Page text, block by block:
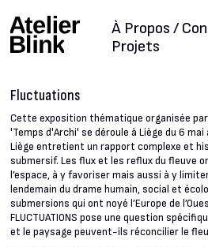
Projets
À Propos /
Fluctuations
Cette exposition thématique organisée par
'Temps d'Archi' se déroule à Liège du 6 mai
Liège entretient un rapport complexe et
submersif. Les flux et les reflux du fleuve
l’espace, à y favoriser mais aussi à y
lendemain du drame humain, social et
submersions qui ont noyé l’Europe de
FLUCTUATIONS pose une question
et le paysage peuvent-ils réconcilier le